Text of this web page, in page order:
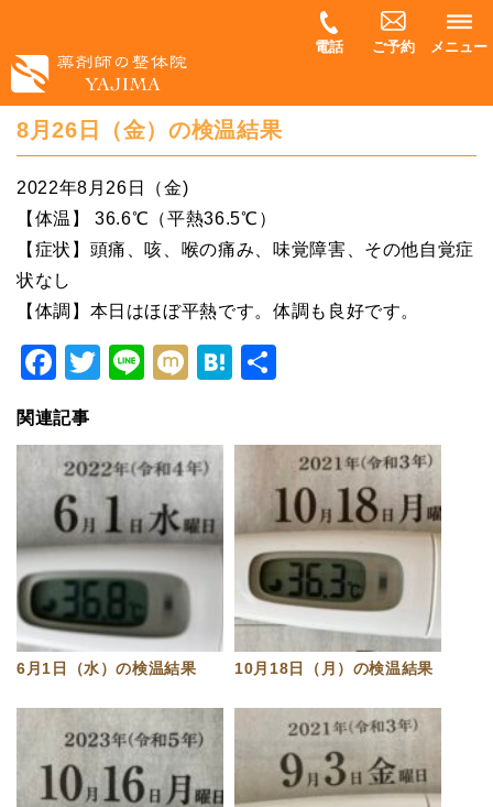
電話 ご予約 メニュー
8月26日（金）の検温結果
2022年8月26日（金)
【体温】 36.6℃（平熱36.5℃）
【症状】頭痛、咳、喉の痛み、味覚障害、その他自覚症
状なし
【体調】本日はほぼ平熱です。体調も良好です。
Facebook
Twitter
LineMixiHatena
関連記事
6月1日（水）の検温結果 10月18日（月）の検温結果